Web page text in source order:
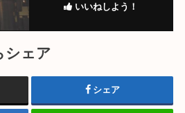
いいねしよう！
シェア
シェア